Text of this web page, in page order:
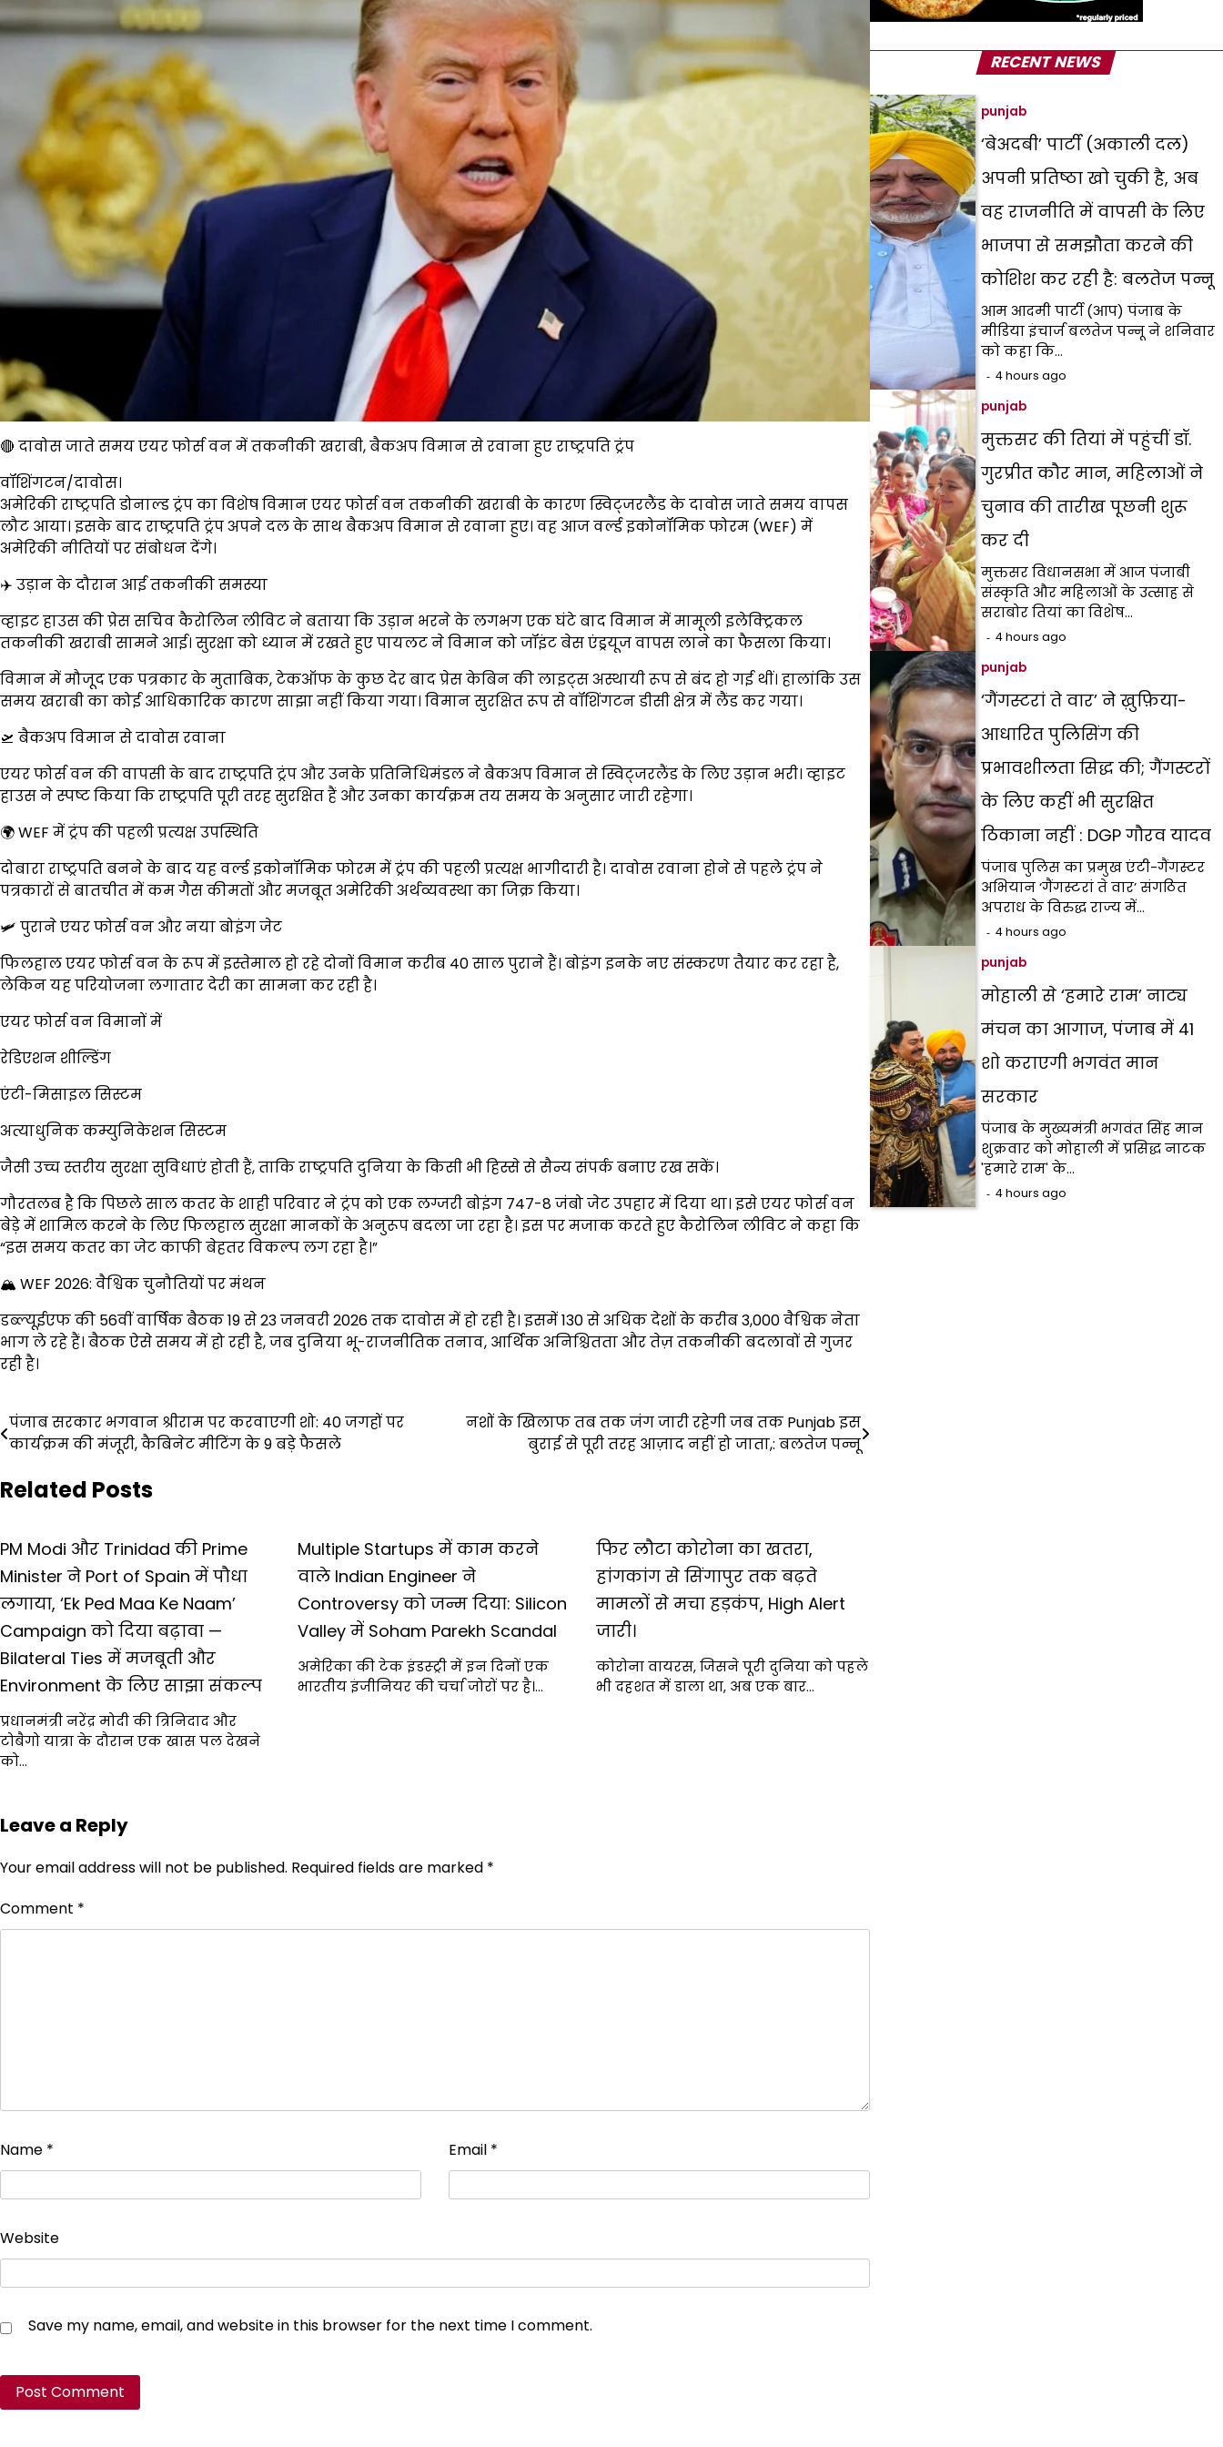
🔴 दावोस जाते समय एयर फोर्स वन में तकनीकी खराबी, बैकअप विमान से रवाना हुए राष्ट्रपति ट्रंप
वॉशिंगटन/दावोस।
अमेरिकी राष्ट्रपति डोनाल्ड ट्रंप का विशेष विमान एयर फोर्स वन तकनीकी खराबी के कारण स्विट्जरलैंड के दावोस जाते समय वापस
लौट आया। इसके बाद राष्ट्रपति ट्रंप अपने दल के साथ बैकअप विमान से रवाना हुए। वह आज वर्ल्ड इकोनॉमिक फोरम (WEF) में
अमेरिकी नीतियों पर संबोधन देंगे।
✈️ उड़ान के दौरान आई तकनीकी समस्या
व्हाइट हाउस की प्रेस सचिव कैरोलिन लीविट ने बताया कि उड़ान भरने के लगभग एक घंटे बाद विमान में मामूली इलेक्ट्रिकल
तकनीकी खराबी सामने आई। सुरक्षा को ध्यान में रखते हुए पायलट ने विमान को जॉइंट बेस एंड्रयूज वापस लाने का फैसला किया।
विमान में मौजूद एक पत्रकार के मुताबिक, टेकऑफ के कुछ देर बाद प्रेस केबिन की लाइट्स अस्थायी रूप से बंद हो गई थीं। हालांकि उस
समय खराबी का कोई आधिकारिक कारण साझा नहीं किया गया। विमान सुरक्षित रूप से वॉशिंगटन डीसी क्षेत्र में लैंड कर गया।
🛫 बैकअप विमान से दावोस रवाना
एयर फोर्स वन की वापसी के बाद राष्ट्रपति ट्रंप और उनके प्रतिनिधिमंडल ने बैकअप विमान से स्विट्जरलैंड के लिए उड़ान भरी। व्हाइट
हाउस ने स्पष्ट किया कि राष्ट्रपति पूरी तरह सुरक्षित हैं और उनका कार्यक्रम तय समय के अनुसार जारी रहेगा।
🌍 WEF में ट्रंप की पहली प्रत्यक्ष उपस्थिति
दोबारा राष्ट्रपति बनने के बाद यह वर्ल्ड इकोनॉमिक फोरम में ट्रंप की पहली प्रत्यक्ष भागीदारी है। दावोस रवाना होने से पहले ट्रंप ने
पत्रकारों से बातचीत में कम गैस कीमतों और मजबूत अमेरिकी अर्थव्यवस्था का जिक्र किया।
🛩️ पुराने एयर फोर्स वन और नया बोइंग जेट
फिलहाल एयर फोर्स वन के रूप में इस्तेमाल हो रहे दोनों विमान करीब 40 साल पुराने हैं। बोइंग इनके नए संस्करण तैयार कर रहा है,
लेकिन यह परियोजना लगातार देरी का सामना कर रही है।
एयर फोर्स वन विमानों में
रेडिएशन शील्डिंग
एंटी-मिसाइल सिस्टम
अत्याधुनिक कम्युनिकेशन सिस्टम
जैसी उच्च स्तरीय सुरक्षा सुविधाएं होती हैं, ताकि राष्ट्रपति दुनिया के किसी भी हिस्से से सैन्य संपर्क बनाए रख सकें।
गौरतलब है कि पिछले साल कतर के शाही परिवार ने ट्रंप को एक लग्जरी बोइंग 747-8 जंबो जेट उपहार में दिया था। इसे एयर फोर्स वन
बेड़े में शामिल करने के लिए फिलहाल सुरक्षा मानकों के अनुरूप बदला जा रहा है। इस पर मजाक करते हुए कैरोलिन लीविट ने कहा कि
“इस समय कतर का जेट काफी बेहतर विकल्प लग रहा है।”
🏔️ WEF 2026: वैश्विक चुनौतियों पर मंथन
डब्ल्यूईएफ की 56वीं वार्षिक बैठक 19 से 23 जनवरी 2026 तक दावोस में हो रही है। इसमें 130 से अधिक देशों के करीब 3,000 वैश्विक नेता
भाग ले रहे हैं। बैठक ऐसे समय में हो रही है, जब दुनिया भू-राजनीतिक तनाव, आर्थिक अनिश्चितता और तेज़ तकनीकी बदलावों से गुजर
रही है।
Post
navigation
पंजाब सरकार भगवान श्रीराम पर करवाएगी शो: 40 जगहों पर
कार्यक्रम की मंजूरी, कैबिनेट मीटिंग के 9 बड़े फैसले
नशों के खिलाफ तब तक जंग जारी रहेगी जब तक Punjab इस
बुराई से पूरी तरह आज़ाद नहीं हो जाता,: बलतेज पन्नू
Related Posts
PM Modi और Trinidad की Prime
Minister ने Port of Spain में पौधा
लगाया, ‘Ek Ped Maa Ke Naam’
Campaign को दिया बढ़ावा —
Bilateral Ties में मजबूती और
Environment के लिए साझा संकल्प
प्रधानमंत्री नरेंद्र मोदी की त्रिनिदाद और
टोबैगो यात्रा के दौरान एक खास पल देखने
को…
Multiple Startups में काम करने
वाले Indian Engineer ने
Controversy को जन्म दिया: Silicon
Valley में Soham Parekh Scandal
अमेरिका की टेक इंडस्ट्री में इन दिनों एक
भारतीय इंजीनियर की चर्चा जोरों पर है।…
फिर लौटा कोरोना का खतरा,
हांगकांग से सिंगापुर तक बढ़ते
मामलों से मचा हड़कंप, High Alert
जारी।
कोरोना वायरस, जिसने पूरी दुनिया को पहले
भी दहशत में डाला था, अब एक बार…
Leave a Reply
Your email address will not be published. Required fields are marked *
Comment *
Name * Email *
Website
Save my name, email, and website in this browser for the next time I comment.
RECENT NEWS
punjab
‘बेअदबी’ पार्टी (अकाली दल)
अपनी प्रतिष्ठा खो चुकी है, अब
वह राजनीति में वापसी के लिए
भाजपा से समझौता करने की
कोशिश कर रही है: बलतेज पन्नू
आम आदमी पार्टी (आप) पंजाब के
मीडिया इंचार्ज बलतेज पन्नू ने शनिवार
को कहा कि…
4 hours ago
punjab
मुक्तसर की तियां में पहुंचीं डॉ.
गुरप्रीत कौर मान, महिलाओं ने
चुनाव की तारीख पूछनी शुरू
कर दी
मुक्तसर विधानसभा में आज पंजाबी
संस्कृति और महिलाओं के उत्साह से
सराबोर तियां का विशेष…
4 hours ago
punjab
‘गैंगस्टरां ते वार’ ने ख़ुफ़िया-
आधारित पुलिसिंग की
प्रभावशीलता सिद्ध की; गैंगस्टरों
के लिए कहीं भी सुरक्षित
ठिकाना नहीं : DGP गौरव यादव
पंजाब पुलिस का प्रमुख एंटी-गैंगस्टर
अभियान ‘गैंगस्टरां ते वार’ संगठित
अपराध के विरुद्ध राज्य में…
4 hours ago
punjab
मोहाली से ‘हमारे राम’ नाट्य
मंचन का आगाज, पंजाब में 41
शो कराएगी भगवंत मान
सरकार
पंजाब के मुख्यमंत्री भगवंत सिंह मान
शुक्रवार को मोहाली में प्रसिद्ध नाटक
'हमारे राम' के…
4 hours ago